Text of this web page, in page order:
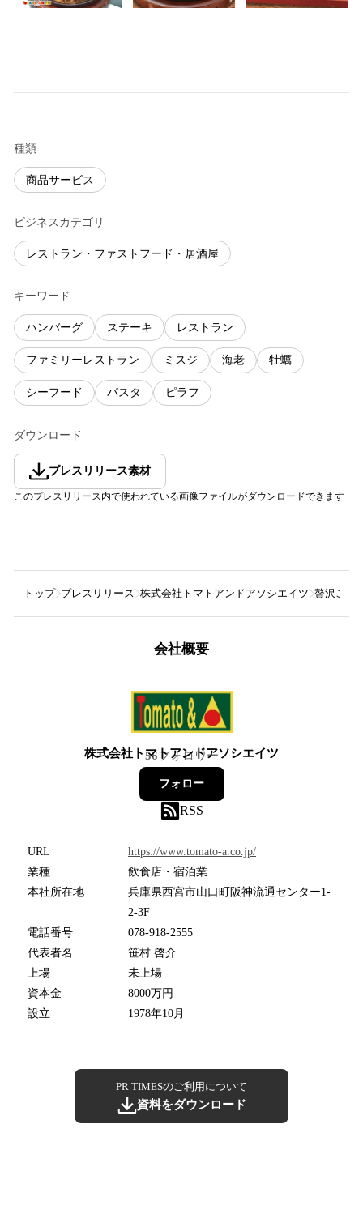
種類
商品サービス
ビジネスカテゴリ
レストラン・ファストフード・居酒屋
キーワード
ハンバーグ ステーキ レストラン
ファミリーレストラン ミスジ 海老 牡蠣
シーフード パスタ ピラフ
ダウンロード
プレスリリース素材
このプレスリリース内で使われている画像ファイルがダウンロードできます
トップ プレスリリース 株式会社トマトアンドアソシエイツ 贅沢ごち
会社概要
株式会社トマトアンドアソシエイツ
56フォロワー
フォロー
RSS
URL
https://www.tomato-a.co.jp/
業種
飲食店・宿泊業
本社所在地
兵庫県西宮市山口町阪神流通センター1-
2-3F
電話番号
078-918-2555
代表者名
笹村 啓介
上場
未上場
資本金
8000万円
設立
1978年10月
PR TIMESのご利用について
資料をダウンロード